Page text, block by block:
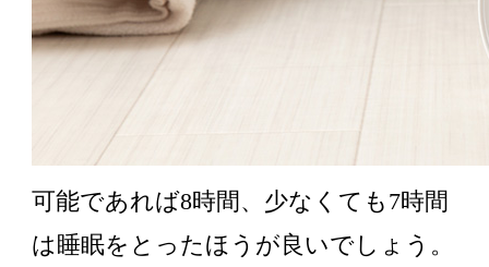
可能であれば8時間、少なくても7時間
は睡眠をとったほうが良いでしょう。